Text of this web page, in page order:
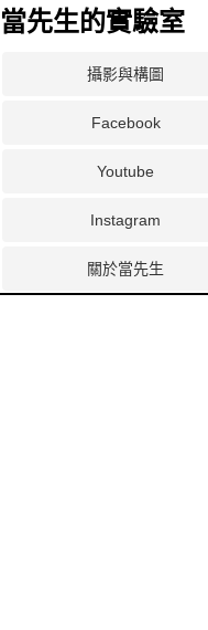
當先生的實驗室
攝影與構圖
Facebook
Youtube
Instagram
關於當先生